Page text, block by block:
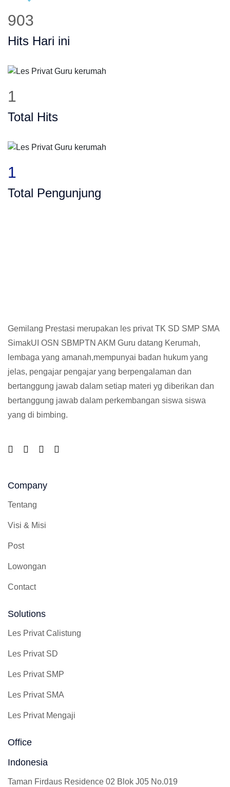
903
Hits Hari ini
1
Total Hits
1
Total Pengunjung
Gemilang Prestasi merupakan les privat TK SD SMP SMA
SimakUI OSN SBMPTN AKM Guru datang Kerumah,
lembaga yang amanah,mempunyai badan hukum yang
jelas, pengajar pengajar yang berpengalaman dan
bertanggung jawab dalam setiap materi yg diberikan dan
bertanggung jawab dalam perkembangan siswa siswa
yang di bimbing.
Company
Tentang
Visi & Misi
Post
Lowongan
Contact
Solutions
Les Privat Calistung
Les Privat SD
Les Privat SMP
Les Privat SMA
Les Privat Mengaji
Office
Indonesia
Taman Firdaus Residence 02 Blok J05 No.019